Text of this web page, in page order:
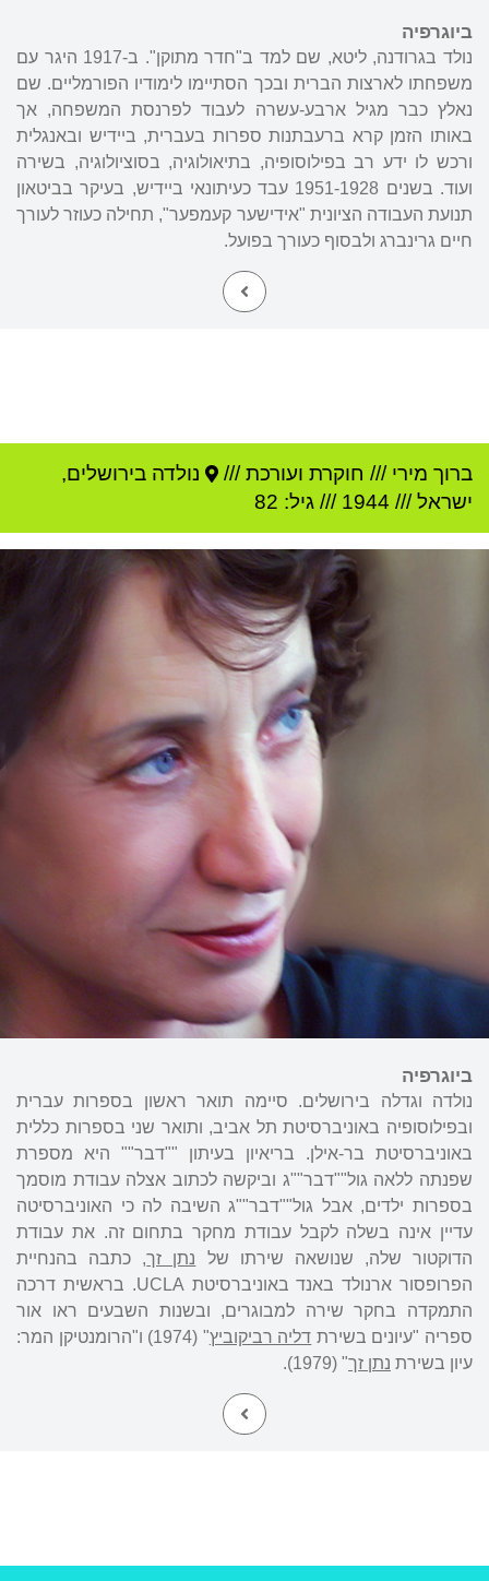
ביוגרפיה
נולד בגרודנה, ליטא, שם למד ב"חדר מתוקן". ב-1917 היגר עם
משפחתו לארצות הברית ובכך הסתיימו לימודיו הפורמליים. שם
נאלץ כבר מגיל ארבע-עשרה לעבוד לפרנסת המשפחה, אך
באותו הזמן קרא ברעבתנות ספרות בעברית, ביידיש ובאנגלית
ורכש לו ידע רב בפילוסופיה, בתיאולוגיה, בסוציולוגיה, בשירה
ועוד. בשנים 1951-1928 עבד כעיתונאי ביידיש, בעיקר בביטאון
תנועת העבודה הציונית "אידישער קעמפער", תחילה כעוזר לעורך
חיים גרינברג ולבסוף כעורך בפועל.
ברוך מירי /// חוקרת ועורכת /// נולדה בירושלים,
ישראל///
1944 /// גיל: 82
ביוגרפיה
נולדה וגדלה בירושלים. סיימה תואר ראשון בספרות עברית
ובפילוסופיה באוניברסיטת תל אביב, ותואר שני בספרות כללית
באוניברסיטת בר-אילן. בריאיון בעיתון ""דבר"" היא מספרת
שפנתה ללאה גול""דבר""ג וביקשה לכתוב אצלה עבודת מוסמך
בספרות ילדים, אבל גול""דבר""ג השיבה לה כי האוניברסיטה
עדיין אינה בשלה לקבל עבודת מחקר בתחום זה. את עבודת
הדוקטור שלה, שנושאה שירתו של נתן זך, כתבה בהנחיית
הפרופסור ארנולד באנד באוניברסיטת UCLA. בראשית דרכה
התמקדה בחקר שירה למבוגרים, ובשנות השבעים ראו אור
ספריה "עיונים בשירת דליה רביקוביץ
" (1974) ו"הרומנטיקן המר:
עיון בשירת נתן זך" (1979).